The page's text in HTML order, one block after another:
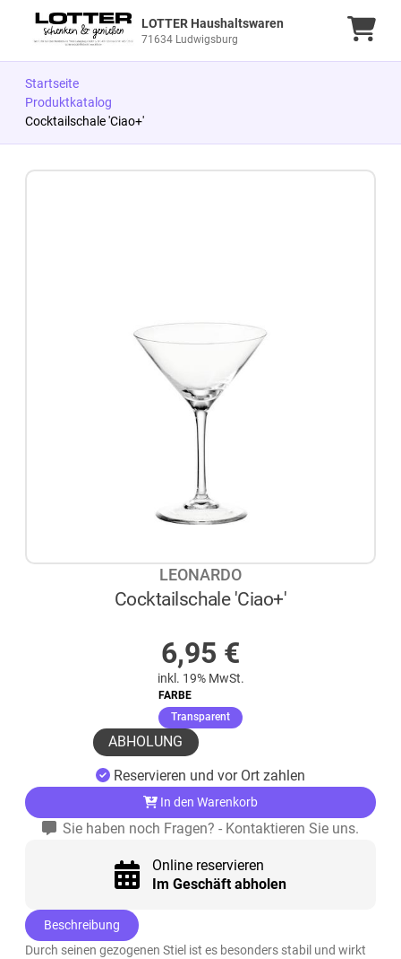
LOTTER Haushaltswaren
71634 Ludwigsburg
Startseite
Produktkatalog
Cocktailschale 'Ciao+'
LEONARDO
Cocktailschale 'Ciao+'
6,95 €
inkl. 19% MwSt.
FARBE
Transparent(ausgewählt)
ABHOLUNG
Reservieren und vor Ort zahlen
In den Warenkorb
Sie haben noch Fragen? - Kontaktieren Sie uns.
Online reservieren
Im Geschäft abholen
Beschreibung
Durch seinen gezogenen Stiel ist es besonders stabil und wirkt